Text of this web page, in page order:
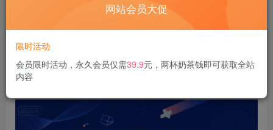
千川全域实操课，短视频+商品卡+直播，全域计划基础搭
建，全面提升全域投放
网站会员大促
限时活动
会员限时活动，永久会员仅需39.9元，两杯奶茶钱即可获取全站
内容